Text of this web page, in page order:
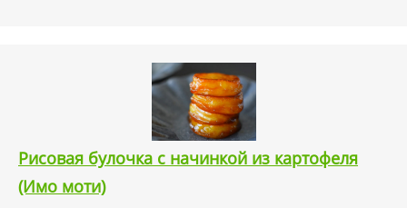
Рисовая булочка с начинкой из картофеля
(Имо моти)